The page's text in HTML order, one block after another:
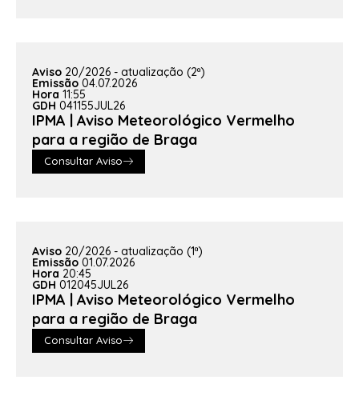
Aviso 20/2026 - atualização (2ª)
Emissão 04.07.2026
Hora 11:55
GDH 041155JUL26
IPMA | Aviso Meteorológico Vermelho
para a região de Braga
Consultar Aviso
Aviso 20/2026 - atualização (1ª)
Emissão 01.07.2026
Hora 20:45
GDH 012045JUL26
IPMA | Aviso Meteorológico Vermelho
para a região de Braga
Consultar Aviso